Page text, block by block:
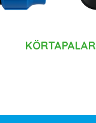
KÖRTAPALAR